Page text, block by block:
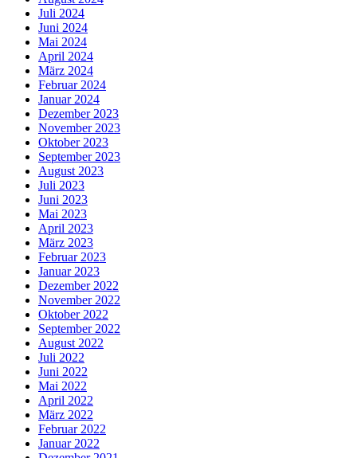
Juli 2024
Juni 2024
Mai 2024
April 2024
März 2024
Februar 2024
Januar 2024
Dezember 2023
November 2023
Oktober 2023
September 2023
August 2023
Juli 2023
Juni 2023
Mai 2023
April 2023
März 2023
Februar 2023
Januar 2023
Dezember 2022
November 2022
Oktober 2022
September 2022
August 2022
Juli 2022
Juni 2022
Mai 2022
April 2022
März 2022
Februar 2022
Januar 2022